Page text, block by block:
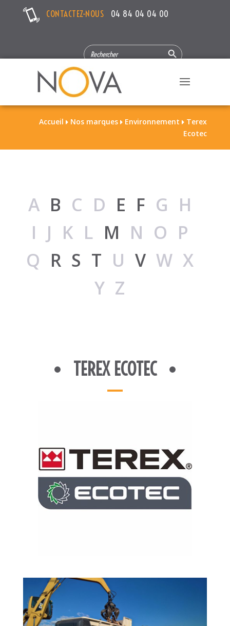
CONTACTEZ-NOUS 04 84 04 04 00
SEARCH
FOR:
Search Button
Accueil  Nos marques  Environnement  Terex
Ecotec
A B CD E F GH
IJKL M NOP
Q R S T U V WX
YZ
TEREX ECOTEC